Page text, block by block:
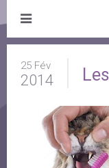
25 Fév
2014